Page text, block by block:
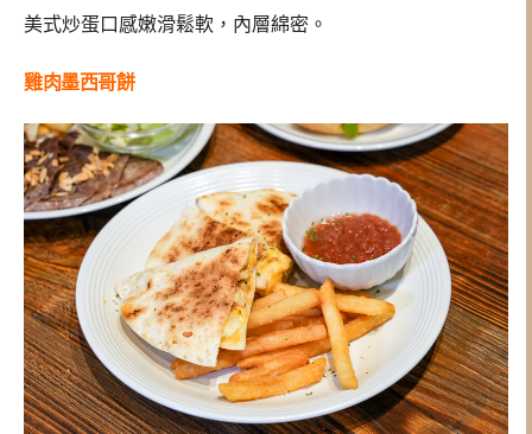
美式炒蛋口感嫩滑鬆軟，內層綿密。
雞肉墨西哥餅